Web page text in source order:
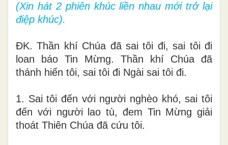
(Xin hát 2 phiên khúc liền nhau mới trở lại
điệp khúc).
ĐK. Thần khí Chúa đã sai tôi đi, sai tôi đi
loan báo Tin Mừng. Thần khí Chúa đã
thánh hiến tôi, sai tôi đi Ngài sai tôi đi.
1. Sai tôi đến với người nghèo khó, sai tôi
đến với người lao tù, đem Tin Mừng giải
thoát Thiên Chúa đã cứu tôi.